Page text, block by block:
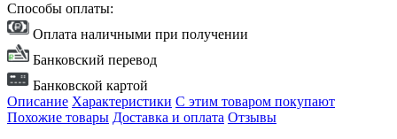
Способы оплаты:
Оплата наличными при получении
Банковский перевод
Банковской картой
Описание Характеристики С этим товаром покупают
Похожие товары Доставка и оплата Отзывы